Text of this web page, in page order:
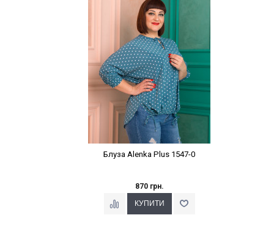
Блуза Alenka Plus 1547-0
870 грн.